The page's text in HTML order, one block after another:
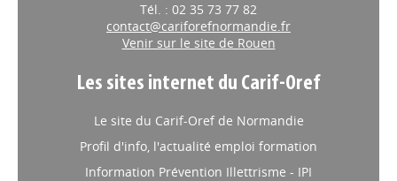
Tél. : 02 35 73 77 82
contact@cariforefnormandie.fr
Venir sur le site de Rouen
Les sites internet du Carif-Oref
Le site du Carif-Oref de Normandie
Profil d'info, l'actualité emploi formation
Information Prévention Illettrisme - IPI